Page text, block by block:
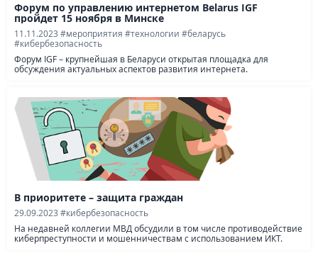
Форум по управлению интернетом Belarus IGF
пройдет 15 ноября в Минске
11.11.2023 #мероприятия #технологии #беларусь
#кибербезопасность
Форум IGF – крупнейшая в Беларуси открытая площадка для
обсуждения актуальных аспектов развития интернета.
В приоритете – защита граждан
29.09.2023 #кибербезопасность
На недавней коллегии МВД обсудили в том числе противодействие
киберпреступности и мошенничествам с использованием ИКТ.